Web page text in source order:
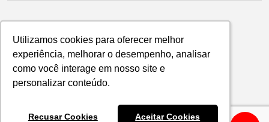
Utilizamos cookies para oferecer melhor
experiência, melhorar o desempenho, analisar
como você interage em nosso site e
personalizar conteúdo.
Recusar Cookies Aceitar Cookies
Utilizamos cookies para oferecer melhor
experiência, melhorar o desempenho, analisar
como você interage em nosso site e
personalizar conteúdo.
Recusar Cookies Aceitar Cookies
Política de Privacidade
WETZEL S/A © 2026